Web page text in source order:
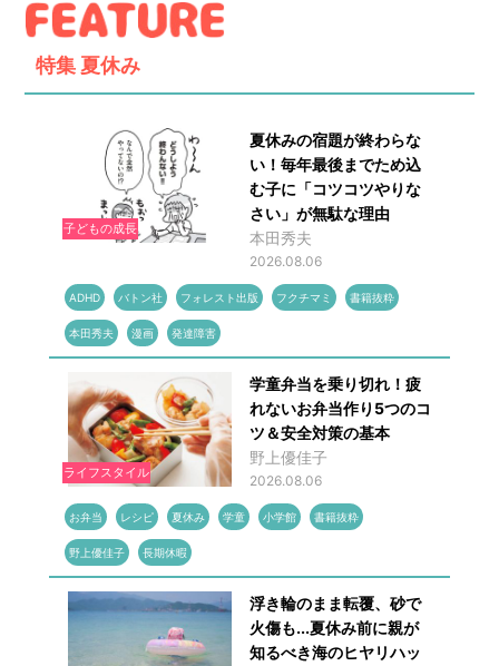
特集 夏休み
子どもの成長
夏休みの宿題が終わらな
い！毎年最後までため込
む子に「コツコツやりな
さい」が無駄な理由
本田秀夫
2026.08.06
ADHD バトン社 フォレスト出版 フクチマミ 書籍抜粋
本田秀夫 漫画 発達障害
ライフスタイル
学童弁当を乗り切れ！疲
れないお弁当作り5つのコ
ツ＆安全対策の基本
野上優佳子
2026.08.06
お弁当 レシピ 夏休み 学童 小学館 書籍抜粋
野上優佳子 長期休暇
浮き輪のまま転覆、砂で
火傷も...夏休み前に親が
知るべき海のヒヤリハッ